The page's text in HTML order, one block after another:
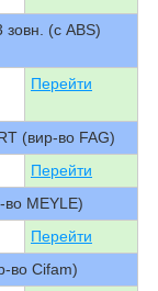
(с ABS)
Перейти
(вир-во FAG)
Перейти
MEYLE)
Перейти
во Cifam)